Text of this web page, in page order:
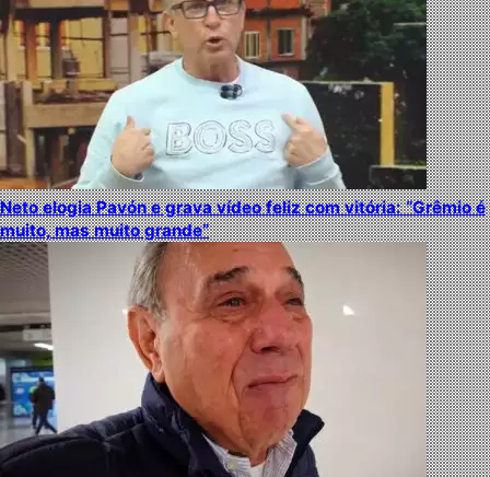
Neto elogia Pavón e grava vídeo feliz com vitória: “Grêmio é
muito, mas muito grande”